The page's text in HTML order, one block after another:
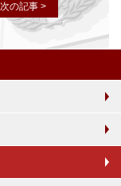
次の記事 >